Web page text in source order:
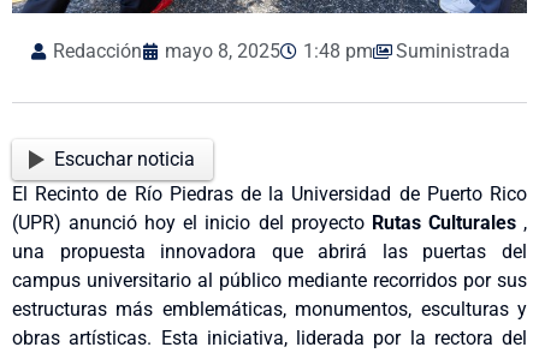
Redacción mayo 8, 2025 1:48 pm Suministrada
Escuchar noticia
El Recinto de Río Piedras de la Universidad de Puerto Rico
(UPR) anunció hoy el inicio del proyecto Rutas Culturales,
una propuesta innovadora que abrirá las puertas del
campus universitario al público mediante recorridos por sus
estructuras más emblemáticas, monumentos, esculturas y
obras artísticas. Esta iniciativa, liderada por la rectora del